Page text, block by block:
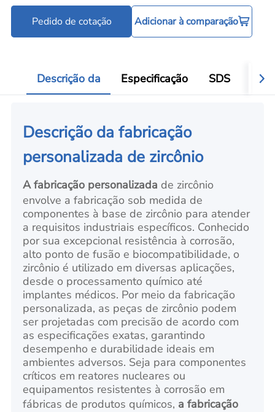
Pedido de cotação Adicionar à comparação
Descrição da Especificação SDS
Descrição da fabricação
personalizada de zircônio
A fabricação personalizada de zircônio
envolve a fabricação sob medida de
componentes à base de zircônio para atender
a requisitos industriais específicos. Conhecido
por sua excepcional resistência à corrosão,
alto ponto de fusão e biocompatibilidade, o
zircônio é utilizado em diversas aplicações,
desde o processamento químico até
implantes médicos. Por meio da fabricação
personalizada, as peças de zircônio podem
ser projetadas com precisão de acordo com
as especificações exatas, garantindo
desempenho e durabilidade ideais em
ambientes adversos. Seja para componentes
críticos em reatores nucleares ou
equipamentos resistentes à corrosão em
fábricas de produtos químicos, a fabricação